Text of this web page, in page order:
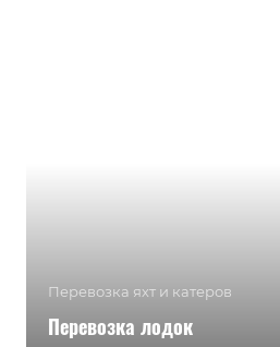
Перевозка яхт и катеров
Перевозка лодок